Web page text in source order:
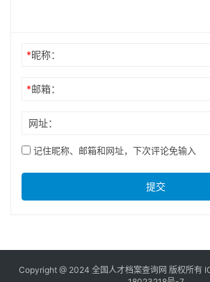
*昵称：
*邮箱：
网址：
记住昵称、邮箱和网址，下次评论免输入
提交
Copyright @ 2024 全国人才档案查询网 版权所有